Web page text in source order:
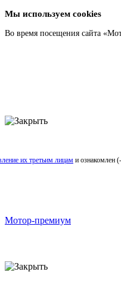
Мы используем cookies
Во время посещения сайта
их третьим лицам и ознакомлен
Мотор-премиум